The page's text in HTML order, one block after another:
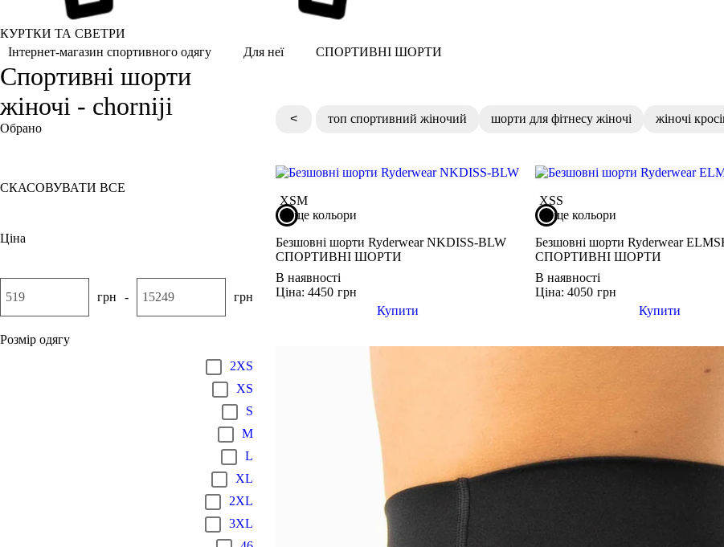
КУРТКИ ТА СВЕТРИ
Інтернет-магазин спортивного одягу Для неї СПОРТИВНІ ШОРТИ
Спортивні шорти
жіночі - chorniji
Обрано
СКАСОВУВАТИ ВСЕ
Ціна
грн - грн
Розмір одягу
2XS
XS
S
M
L
XL
2XL
3XL
< топ спортивний жіночий шорти для фітнесу жіночі жіночі
XSM
ще кольори
Безшовні шорти Ryderwear NKDISS-BLW
СПОРТИВНІ ШОРТИ
В наявності
грн
Ціна: 4450
Купити
XSS
ще кольори
Безшовні шорти Ryderwear
СПОРТИВНІ ШОРТИ
В наявності
грн
Ціна: 4050
Купити